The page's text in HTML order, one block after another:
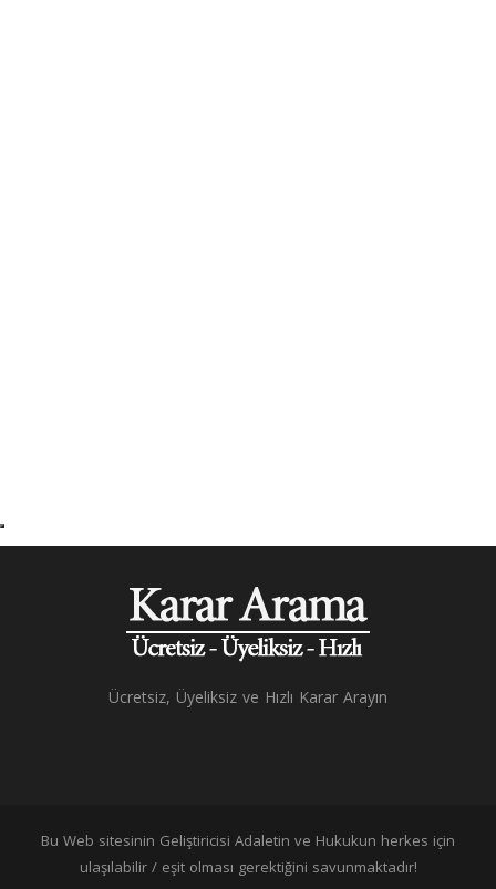
Ücretsiz, Üyeliksiz ve Hızlı Karar Arayın
Bu Web sitesinin Geliştiricisi Adaletin ve Hukukun herkes için
ulaşılabilir / eşit olması gerektiğini savunmaktadır!